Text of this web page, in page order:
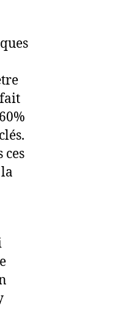
ces